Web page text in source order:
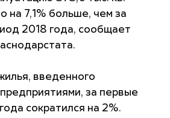
на 7,1% больше, чем за
2018 года, сообщает
введенного
за первые
сократился на 2%.